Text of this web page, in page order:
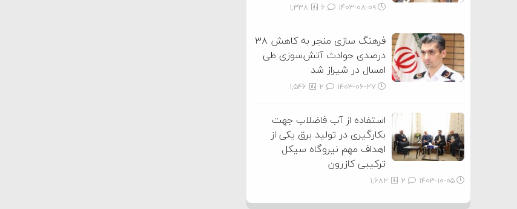
۱۴۰۳-۰۸-۰۹ 1,338
فرهنگ سازی منجر به کاهش ۳۸
درصدی حوادث آتش‌سوزی طی
امسال در شیراز شد
۱۴۰۳-۰۶-۲۷ 1,546
استفاده از آب فاضلاب جهت
بکارگیری در تولید برق یکی از
اهداف مهم نیروگاه سیکل
ترکیبی کازرون
۱۴۰۳-۱۰-۰۵ 1,682